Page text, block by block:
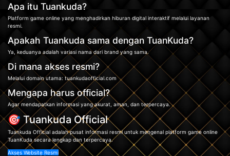
Apa itu Tuankuda?
Platform game online yang menghadirkan hiburan digital interaktif melalui layanan
resmi.
Apakah Tuankuda sama dengan TuanKuda?
Ya, keduanya adalah variasi nama dari brand yang sama.
Di mana akses resmi?
Melalui domain utama: tuankudaofficial.com
Mengapa harus official?
Agar mendapatkan informasi yang akurat, aman, dan terpercaya.
🎯 Tuankuda Official
Tuankuda Official adalah pusat informasi resmi untuk mengenal platform game online
TuanKuda secara lengkap dan terpercaya.
Akses Website Resmi